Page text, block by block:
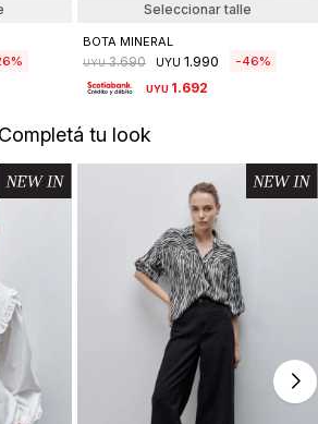
Seleccionar talle
BOTA MINERAL
UYU 3.690 UYU 1.990 46
UYU 1.692
Completá tu look